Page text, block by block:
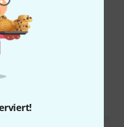
Sehr gut verarbeitet,
sich schon zu so ner